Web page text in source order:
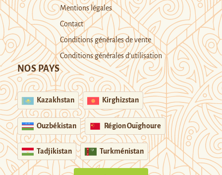
Mentions légales
Contact
Conditions générales de vente
Conditions générales d’utilisation
NOS PAYS
Kazakhstan Kirghizstan
Ouzbékistan Région Ouïghoure
Tadjikistan Turkménistan